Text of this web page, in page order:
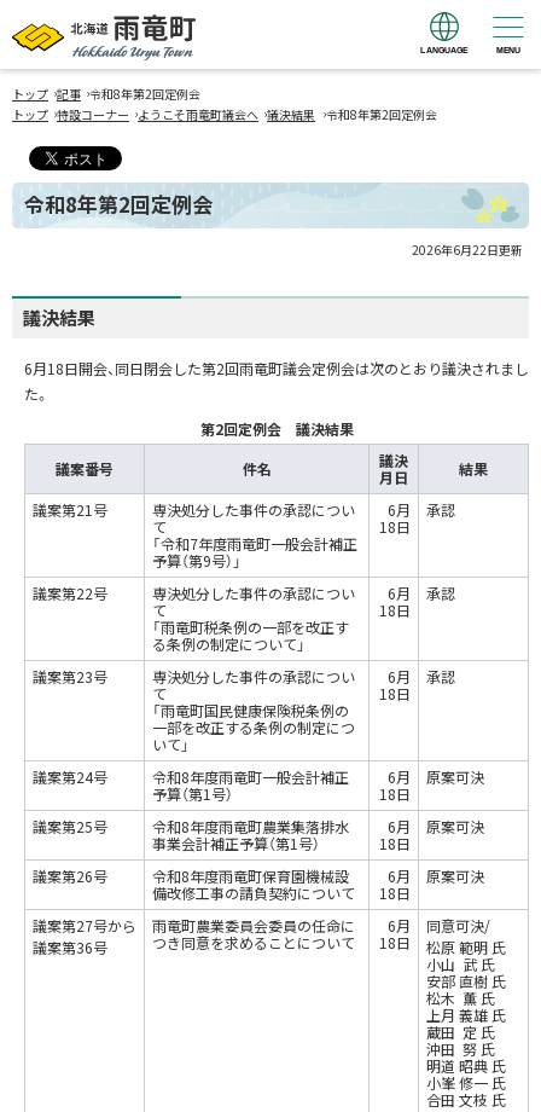
北海道 雨竜町
Hokkaido Uryu
Town
MENU
LANGUAGE
トップ ›記事 ›令和8年第2回定例会
トップ ›特設コーナー ›ようこそ雨竜町議会へ ›議決結果 ›令和8年第2回定例会
令和8年第2回定例会
2026年6月22日更新
議決結果
6月18日開会、同日閉会した第2回雨竜町議会定例会は次のとおり議決されまし
た。
第2回定例会 議決結果
議案番号
件名
議決
月日
結果
議案第21号
専決処分した事件の承認につい
て
「令和7年度雨竜町一般会計補正
予算（第9号）」
6月
18日
承認
議案第22号
専決処分した事件の承認につい
て
「雨竜町税条例の一部を改正す
る条例の制定について」
6月
18日
承認
議案第23号
専決処分した事件の承認につい
て
「雨竜町国民健康保険税条例の
一部を改正する条例の制定につ
いて」
6月
18日
承認
議案第24号
令和8年度雨竜町一般会計補正
予算（第1号）
6月
18日
原案可決
議案第25号
令和8年度雨竜町農業集落排水
事業会計補正予算（第1号）
6月
18日
原案可決
議案第26号
令和8年度雨竜町保育園機械設
備改修工事の請負契約について
6月
18日
原案可決
議案第27号から
議案第36号
雨竜町農業委員会委員の任命に
つき同意を求めることについて
6月
18日
同意可決/
松原 範明 氏
小山 武 氏
安部 直樹 氏
松木 薫 氏
上月 義雄 氏
蔵田 定 氏
沖田 努 氏
明道 昭典 氏
小峯 修一 氏
合田 文枝 氏